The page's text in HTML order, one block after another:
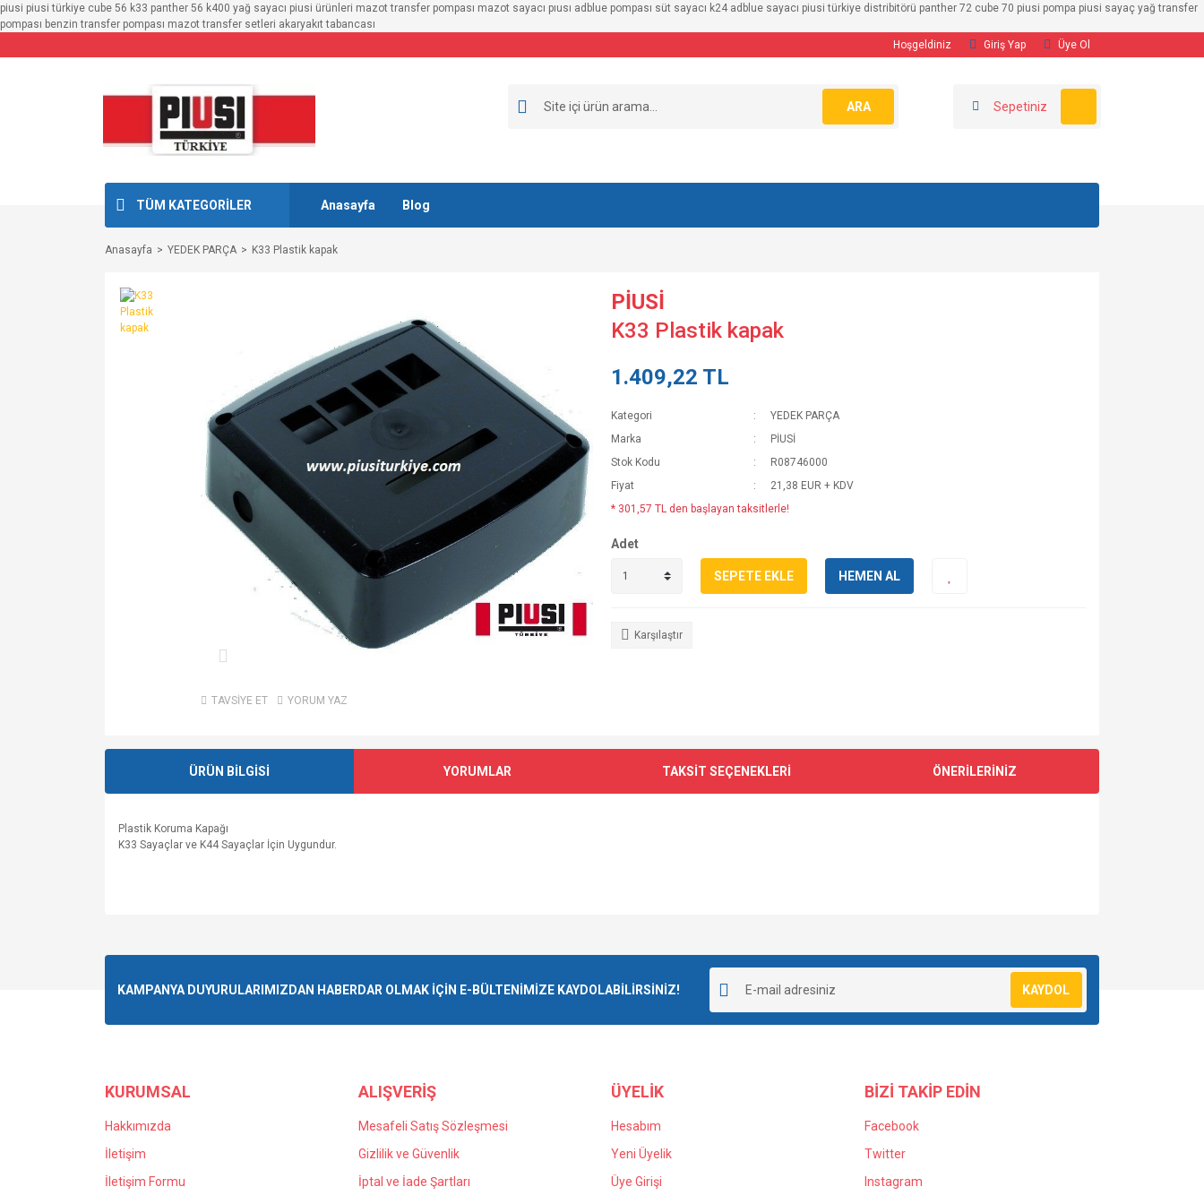
piusi piusi türkiye cube 56 k33 panther 56 k400 yağ sayacı piusi ürünleri mazot transfer pompası mazot sayacı pıusı adblue pompası süt sayacı k24 adblue sayacı piusi türkiye distribitörü panther 72 cube 70 piusi pompa piusi sayaç yağ transfer
pompası benzin transfer pompası mazot transfer setleri akaryakıt tabancası
Hoşgeldiniz
Giriş Yap Üye Ol
ARA Sepetiniz
TÜM KATEGORİLER Anasayfa Blog
Anasayfa YEDEK PARÇA K33 Plastik kapak
TAVSİYE ET YORUM YAZ
PİUSİ
K33 Plastik kapak
1.409,22 TL
Kategori
YEDEK PARÇA
Marka
PİUSİ
Stok Kodu
R08746000
Fiyat
21,38 EUR + KDV
* 301,57 TL den başlayan taksitlerle!
Adet
SEPETE EKLE HEMEN AL
Karşılaştır
ÜRÜN BİLGİSİ YORUMLAR TAKSİT SEÇENEKLERİ ÖNERİLERİNİZ
Plastik Koruma Kapağı
K33 Sayaçlar ve K44 Sayaçlar İçin Uygundur.
Ürün resmi kalitesiz, bozuk veya görüntülenemiyor.
Bu ürüne benzer farklı alternatifler olmalı.
KAMPANYA DUYURULARIMIZDAN HABERDAR OLMAK İÇİN E-BÜLTENİMİZE KAYDOLABİLİRSİNİZ! KAYDOL
KURUMSAL
Hakkımızda
İletişim
İletişim Formu
ALIŞVERİŞ
Mesafeli Satış Sözleşmesi
Gizlilik ve Güvenlik
İptal ve İade Şartları
ÜYELİK
Hesabım
Yeni Üyelik
Üye Girişi
BİZİ TAKİP EDİN
Facebook
Twitter
Instagram